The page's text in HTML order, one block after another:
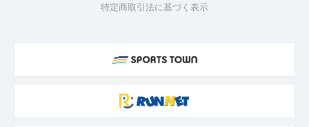
特定商取引法に基づく表示